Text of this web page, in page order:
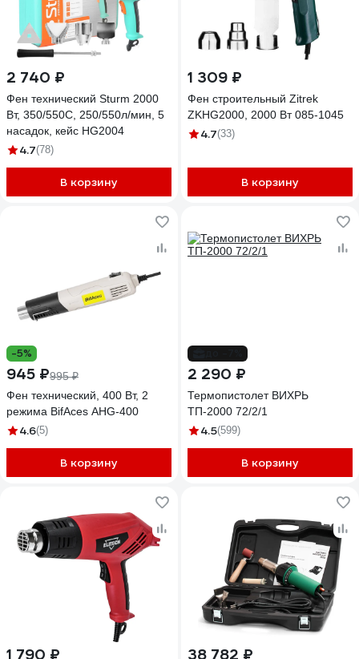
2 740 ₽
Фен технический Sturm 2000
Вт, 350/550C, 250/550л/мин, 5
насадок, кейс HG2004
4.7(78)
В корзину
1 309 ₽
Фен строительный Zitrek
ZKHG2000, 2000 Вт 085-1045
4.7(33)
В корзину
-5%
945 ₽995 ₽
Фен технический, 400 Вт, 2
режима BifAces AHG-400
4.6(5)
В корзину
2 290 ₽
Термопистолет ВИХРЬ
ТП-2000 72/2/1
4.5(599)
В корзину
1 790 ₽ 38 782 ₽